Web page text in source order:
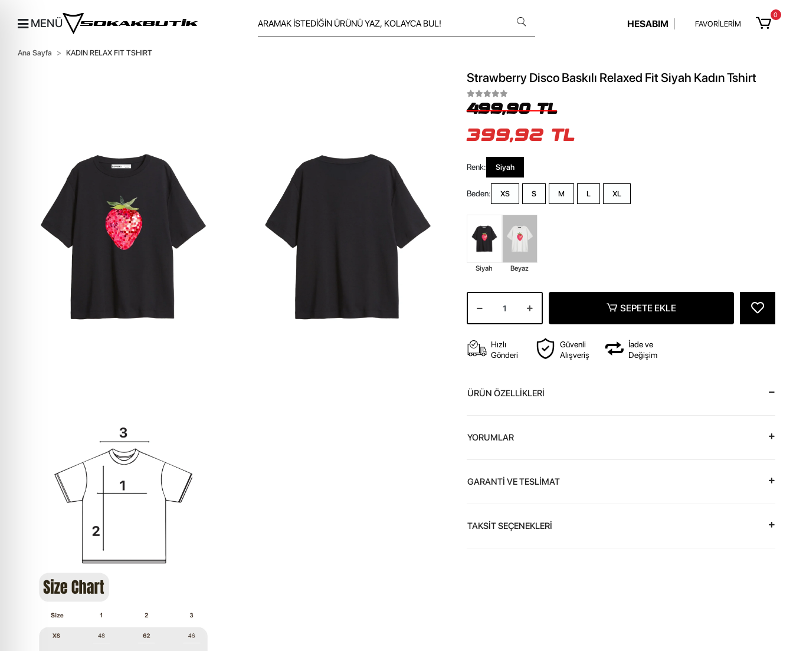
MENÜ HESABIM FAVORİLERİM
0
Ana Sayfa KADIN RELAX FIT TSHIRT
Strawberry Disco Baskılı Relaxed Fit Siyah Kadın Tshirt
499,90 TL
399,92 TL
Renk: Siyah
Beden: XS S M L XL
Siyah Beyaz
SEPETE EKLE
Hızlı
Gönderi
Güvenli
Alışveriş
İade ve
Değişim
ÜRÜN ÖZELLİKLERİ
YORUMLAR
GARANTİ VE TESLİMAT
TAKSİT SEÇENEKLERİ